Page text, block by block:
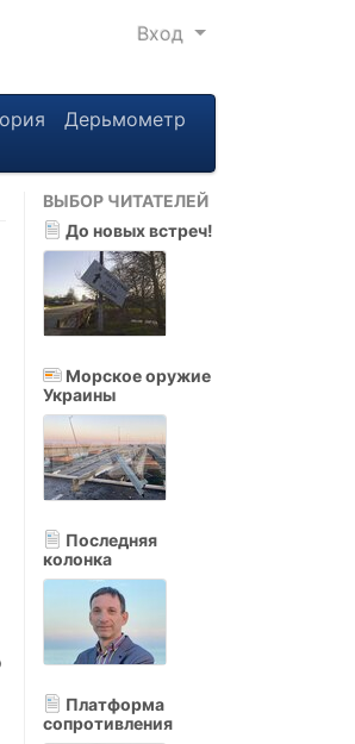
Вход
Дерьмометр
ВЫБОР ЧИТАТЕЛЕЙ
До новых встреч!
Морское оружие
Украины
Последняя
колонка
Платформа
сопротивления